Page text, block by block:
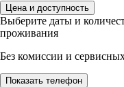
Цена и доступность
Выберите даты и
проживания
Без комиссии и
Показать телефон